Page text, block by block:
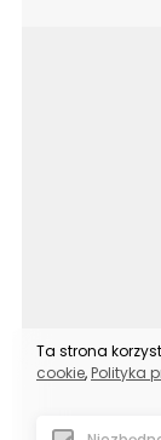
Ta strona
cookie, Polityka